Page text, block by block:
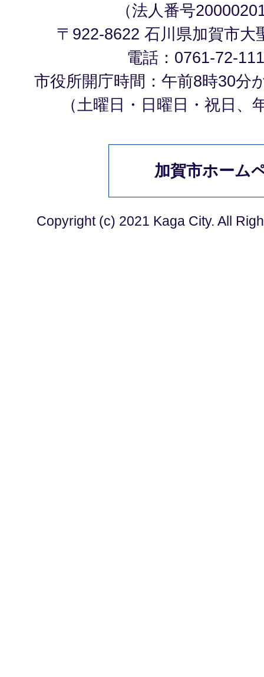
（法人番号
〒922-8622 石川県加賀市大
電話：0761-72-
市役所開庁時間：午前8時30分
（土曜日・日曜日・祝日、
加賀市ホーム
Copyright (c) 2021 Kaga City. All